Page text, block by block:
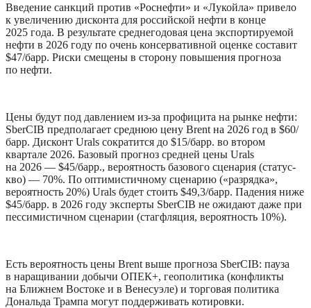
Введение санкций против «Роснефти» и «Лукойла» привело
к увеличению дисконта для российской нефти в конце
2025 года. В результате среднегодовая цена экспортируемой
нефти в 2026 году по очень консервативной оценке составит
$47/барр. Риски смещены в сторону повышения прогноза
по нефти.
Цены будут под давлением из-за профицита на рынке нефти:
SberCIB предполагает среднюю цену Brent на 2026 год в $60/
барр. Дисконт Urals сократится до $15/барр. во втором
квартале 2026. Базовый прогноз средней цены Urals
на 2026 — $45/барр., вероятность базового сценария (статус-
кво) — 70%. По оптимистичному сценарию («разрядка»,
вероятность 20%) Urals будет стоить $49,3/барр. Падения ниже
$45/барр. в 2026 году эксперты SberCIB не ожидают даже при
пессимистичном сценарии (стагфляция, вероятность 10%).
Есть вероятность цены Brent выше прогноза SberCIB: пауза
в наращивании добычи ОПЕК+, геополитика (конфликты
на Ближнем Востоке и в Венесуэле) и торговая политика
Дональда Трампа могут поддерживать котировки.